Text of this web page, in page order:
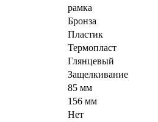
рамка
Бронза
Пластик
Термопласт
Глянцевый
Защелкивание
85 мм
156 мм
Нет